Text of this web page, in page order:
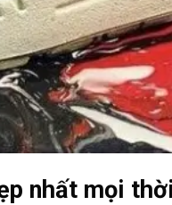
nhất mọi